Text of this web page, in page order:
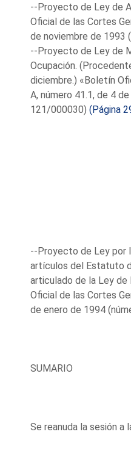
--Proyecto de Ley de
Oficial de las Cortes
de noviembre de 1993
--Proyecto de Ley de
Ocupación.
diciembre.) «Boletín
A, número 41.1, de 4
121/000030) (Página
--Proyecto de Ley por
artículos del Estatuto
articulado de la Ley
Oficial de las Cortes
de enero de 1994
SUMARIO
Se reanuda la sesión a